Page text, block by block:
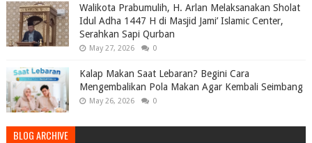
Walikota Prabumulih, H. Arlan Melaksanakan Sholat
Idul Adha 1447 H di Masjid Jami’ Islamic Center,
Serahkan Sapi Qurban
May 27, 2026 0
Kalap Makan Saat Lebaran? Begini Cara
Mengembalikan Pola Makan Agar Kembali Seimbang
May 26, 2026 0
BLOG ARCHIVE